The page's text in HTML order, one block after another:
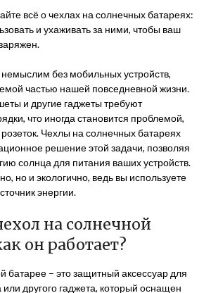
всё о чехлах на солнечных батареях:
и ухаживать за ними, чтобы ваш
без мобильных устройств,
частью нашей повседневной жизни.
и другие гаджеты требуют
что иногда становится проблемой,
Чехлы на солнечных батареях
решение этой задачи, позволяя
солнца для питания ваших устройств.
но и экологично, ведь вы используете
энергии.
на солнечной
он работает?
батарее – это защитный аксессуар для
другого гаджета, который оснащен